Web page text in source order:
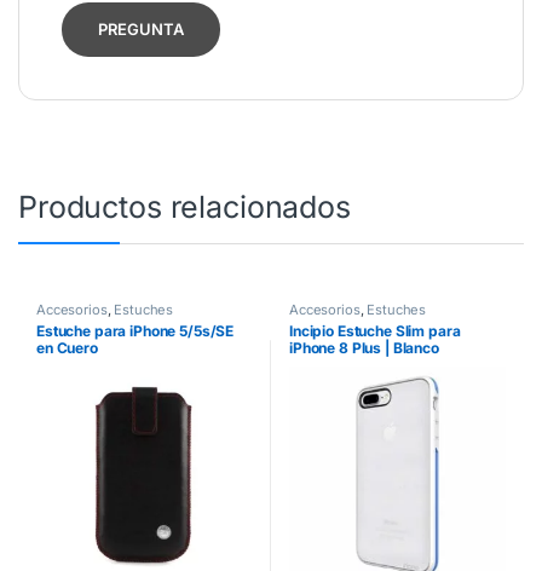
Productos relacionados
Accesorios, Estuches
Estuche para iPhone 5/5s/SE
en Cuero
Accesorios, Estuches
Incipio Estuche Slim para
iPhone 8 Plus | Blanco